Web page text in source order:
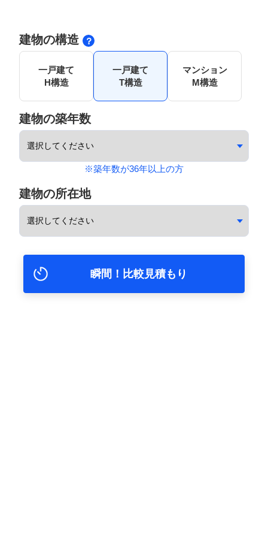
建物の構造
一戸建て
H構造
一戸建て
T構造
マンション
M構造
建物の築年数
※築年数が36年以上の方
建物の所在地
瞬間！比較見積もり